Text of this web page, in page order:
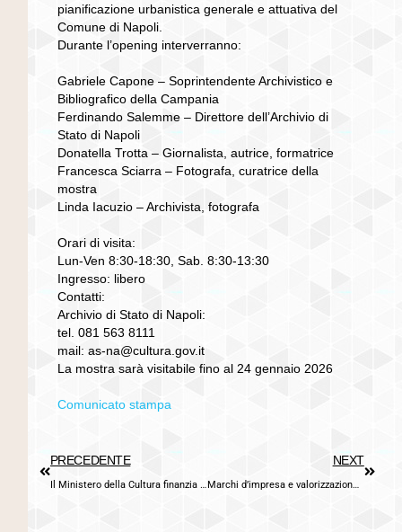
pianificazione urbanistica generale e attuativa del
Comune di Napoli.
Durante l’opening interverranno:
Gabriele Capone – Soprintendente Archivistico e
Bibliografico della Campania
Ferdinando Salemme – Direttore dell’Archivio di
Stato di Napoli
Donatella Trotta – Giornalista, autrice, formatrice
Francesca Sciarra – Fotografa, curatrice della
mostra
Linda Iacuzio – Archivista, fotografa
Orari di visita:
Lun-Ven 8:30-18:30, Sab. 8:30-13:30
Ingresso: libero
Contatti:
Archivio di Stato di Napoli:
tel. 081 563 8111
mail: as-na@cultura.gov.it
La mostra sarà visitabile fino al 24 gennaio 2026
Comunicato stampa
PRECEDENTE
Il Ministero della Cultura finanzia la lettura in Campania
NEXT
Marchi d’impresa e valorizzazione economica del patrimonio archivistico. Conversando intorno al diritto e alla gestione del patrimonio culturale.